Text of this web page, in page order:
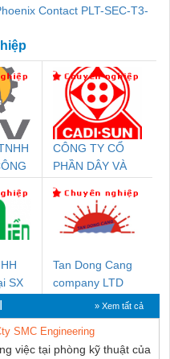
Contact PLT-SEC-T3-
CÔNG TY CỔ
PHẦN DÂY VÀ
THƯỢNG ĐÌNH
SX
Tan Dong Cang
company LTD
» Xem tất cả
SMC Engineering
việc tại phòng kỹ thuật của